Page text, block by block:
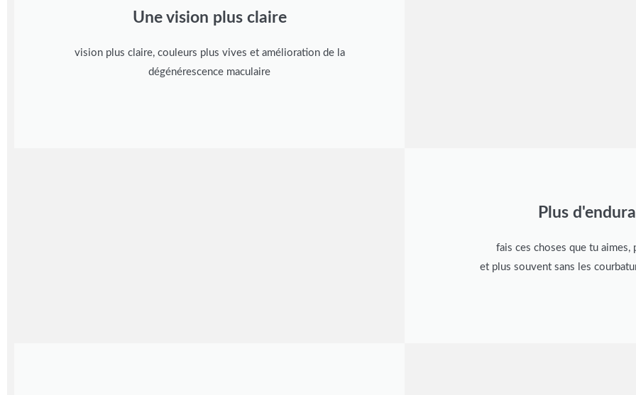
Une vision plus claire
vision plus claire, couleurs plus vives et amélioration de la
dégénérescence maculaire
Plus
fais ces choses que tu aimes,
et plus souvent sans les